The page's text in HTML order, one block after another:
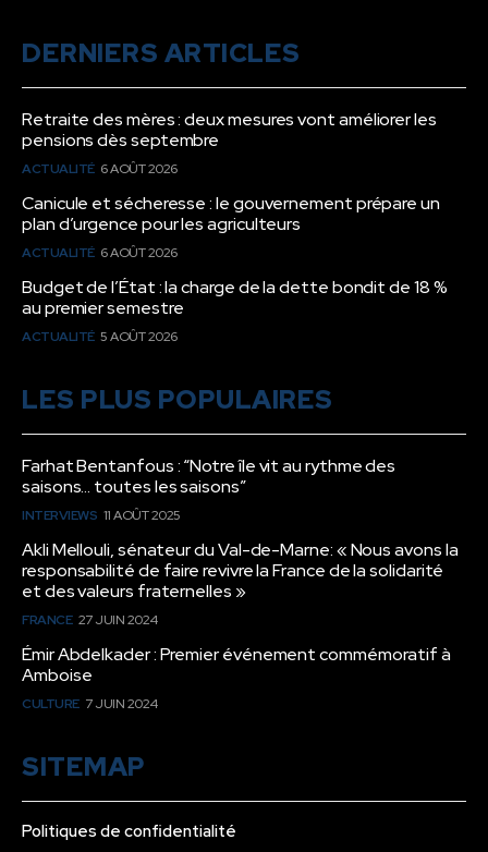
DERNIERS ARTICLES
Retraite des mères : deux mesures vont améliorer les
pensions dès septembre
ACTUALITÉ 6 AOÛT 2026
Canicule et sécheresse : le gouvernement prépare un
plan d’urgence pour les agriculteurs
ACTUALITÉ 6 AOÛT 2026
Budget de l’État : la charge de la dette bondit de 18 %
au premier semestre
ACTUALITÉ 5 AOÛT 2026
LES PLUS POPULAIRES
Farhat Bentanfous : “Notre île vit au rythme des
saisons… toutes les saisons”
INTERVIEWS 11 AOÛT 2025
Akli Mellouli, sénateur du Val-de-Marne: « Nous avons la
responsabilité de faire revivre la France de la solidarité
et des valeurs fraternelles »
FRANCE 27 JUIN 2024
Émir Abdelkader : Premier événement commémoratif à
Amboise
CULTURE 7 JUIN 2024
SITEMAP
Politiques de confidentialité